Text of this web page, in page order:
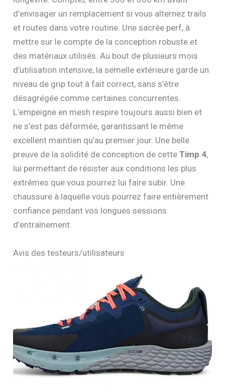
d’envisager un remplacement si vous alternez trails
et routes dans votre routine. Une sacrée perf, à
mettre sur le compte de la conception robuste et
des matériaux utilisés. Au bout de plusieurs mois
d’utilisation intensive, la semelle extérieure garde un
niveau de grip tout à fait correct, sans s’être
désagrégée comme certaines concurrentes.
L’empeigne en mesh respire toujours aussi bien et
ne s’est pas déformée, garantissant le même
excellent maintien qu’au premier jour. Une belle
preuve de la solidité de conception de cetteTimp 4,
lui permettant de résister aux conditions les plus
extrêmes que vous pourrez lui faire subir. Une
chaussure à laquelle vous pourrez faire entièrement
confiance pendant vos longues sessions
d’entraînement.
Avis des testeurs/utilisateurs